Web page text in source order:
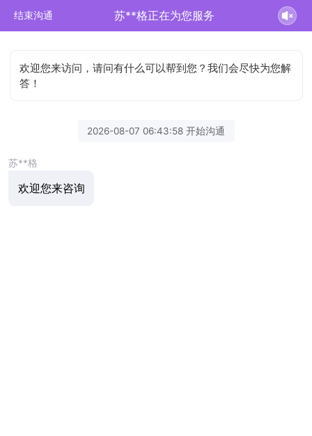
结束沟通 苏**格正在为您服务
欢迎您来访问，请问有什么可以帮到您？我们会尽快为您解
答！
2026-08-07 06:43:58 开始沟通
苏**格
欢迎您来咨询